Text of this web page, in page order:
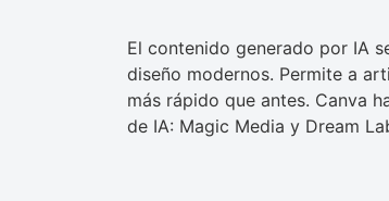
El contenido generado por IA
diseño modernos. Permite a
más rápido que antes. Canva
de IA: Magic Media y Dream